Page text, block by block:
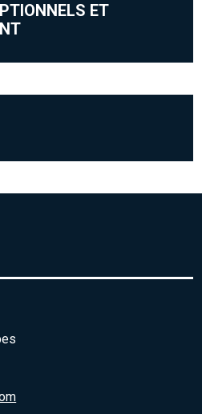
ET